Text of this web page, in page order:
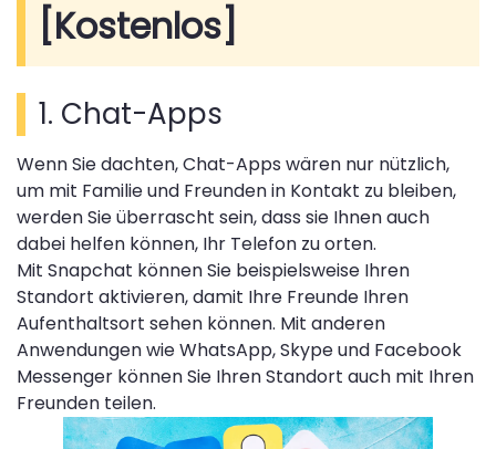
[Kostenlos]
1. Chat-Apps
Wenn Sie dachten, Chat-Apps wären nur nützlich,
um mit Familie und Freunden in Kontakt zu bleiben,
werden Sie überrascht sein, dass sie Ihnen auch
dabei helfen können, Ihr Telefon zu orten.
Mit Snapchat können Sie beispielsweise Ihren
Standort aktivieren, damit Ihre Freunde Ihren
Aufenthaltsort sehen können. Mit anderen
Anwendungen wie WhatsApp, Skype und Facebook
Messenger können Sie Ihren Standort auch mit Ihren
Freunden teilen.